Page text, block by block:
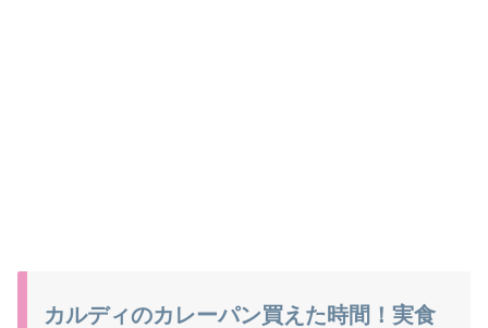
カルディのカレーパン買えた時間！実食